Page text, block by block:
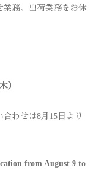
業務、出荷業務をお休
）
わせは8月15日より
from August 9 to